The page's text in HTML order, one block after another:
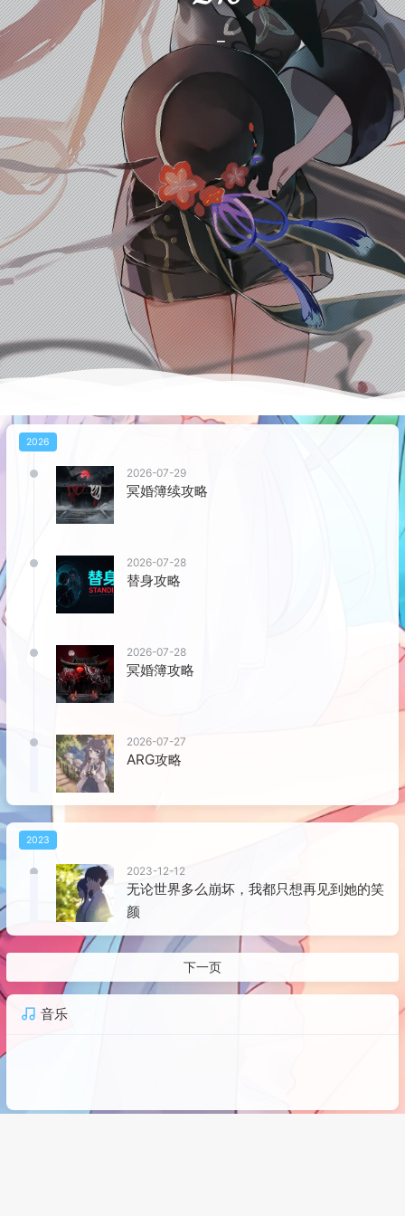
2026
2026-07-29
冥婚簿续攻略
2026-07-28
替身攻略
2026-07-28
冥婚簿攻略
2026-07-27
ARG攻略
2023
2023-12-12
无论世界多么崩坏，我都只想再见到她的笑
颜
下一页
音乐